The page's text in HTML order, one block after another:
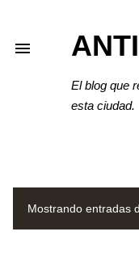
El blog que
esta ciudad.
EMostrando entradas